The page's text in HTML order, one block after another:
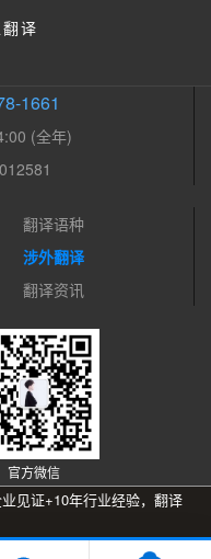
译
1661
(全年)
翻译语种
涉外翻译
翻译资讯
官方微信
见证+10年行业经验，翻译